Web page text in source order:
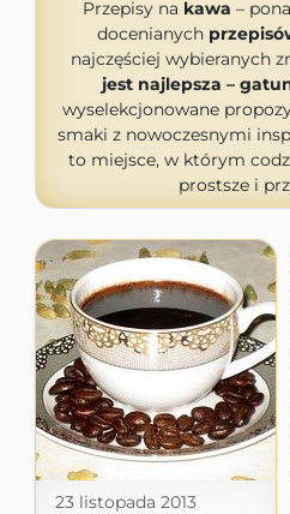
Przepisy na kawa –
docenianych
najczęściej wybieranych
jest najlepsza –
wyselekcjonowane
smaki z nowoczesnymi
to miejsce, w którym
prostsze i
23 listopada 2013